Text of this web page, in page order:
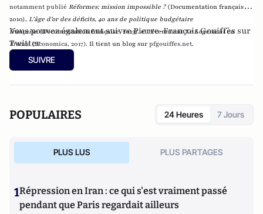
notamment publié Réformes: mission impossible ?(Documentation française,
2010), L’âge d’or des déficits, 40 ans de politique budgétaire
française (Documentation française, 2013).et récemmentLe Logement en
France(Economica, 2017). Il tient un blog sur pfgouiffes.net.
Vous pouvez également suivre Pierre-François Gouiffès sur
Twitter
SUIVRE
POPULAIRES 24 Heures 7 Jours
PLUS LUS PLUS PARTAGES
1Répression en Iran : ce qui s'est vraiment passé
pendant que Paris regardait ailleurs